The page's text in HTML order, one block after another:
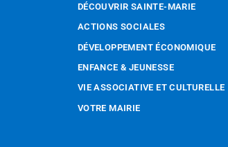
DÉCOUVRIR SAINTE-MARIE
ACTIONS SOCIALES
DÉVELOPPEMENT ÉCONOMIQUE
ENFANCE & JEUNESSE
VIE ASSOCIATIVE ET CULTURELLE
VOTRE MAIRIE